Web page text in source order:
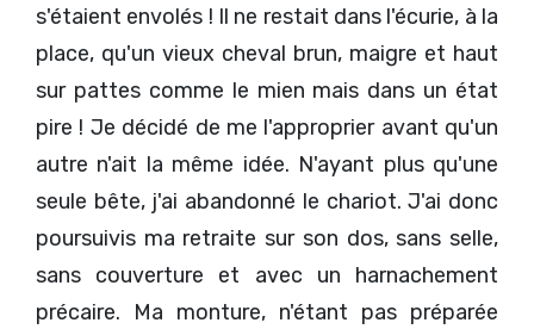
s'étaient envolés ! Il ne restait dans l'écurie, à la
place, qu'un vieux cheval brun, maigre et haut
sur pattes comme le mien mais dans un état
pire ! Je décidé de me l'approprier avant qu'un
autre n'ait la même idée. N'ayant plus qu'une
seule bête, j'ai abandonné le chariot. J'ai donc
poursuivis ma retraite sur son dos, sans selle,
sans couverture et avec un harnachement
précaire. Ma monture, n'étant pas préparée